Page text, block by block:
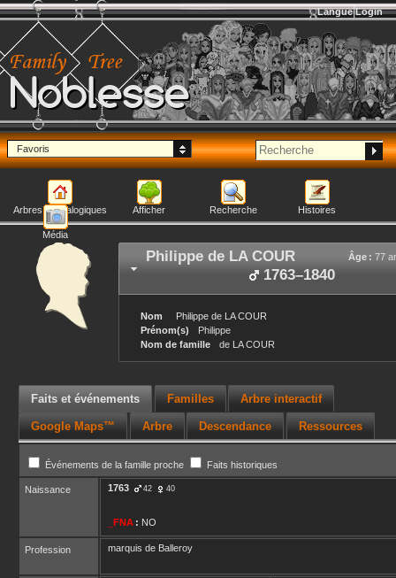
Noblesse
Langue Login
Favoris
Arbres généalogiques Afficher Recherche Histoires
Média
Philippe de LA COUR Âge : 77
1763–1840
Nom Philippe de LA COUR
Prénom(s)
Philippe
Nom de famille
de LA COUR
Faits et événements Familles Arbre interactif
Google Maps™ Arbre Descendance Ressources
Événements de la famille proche Faits historiques
Naissance 1763 42 40
_FNA : NO
Profession marquis de Balleroy